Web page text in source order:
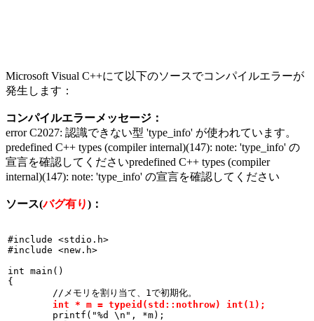
Microsoft Visual C++にて以下のソースでコンパイルエラーが
発生します：
コンパイルエラーメッセージ：
error C2027: 認識できない型 'type_info' が使われています。
predefined C++ types (compiler internal)(147): note: 'type_info' の
宣言を確認してくださいpredefined C++ types (compiler
internal)(147): note: 'type_info' の宣言を確認してください
ソース(バグ有り)：
#include <stdio.h>
#include <new.h>
int main()
{
	//メモリを割り当て、1で初期化。
int * m = typeid(std::nothrow) int(1);
	printf("%d \n", *m);